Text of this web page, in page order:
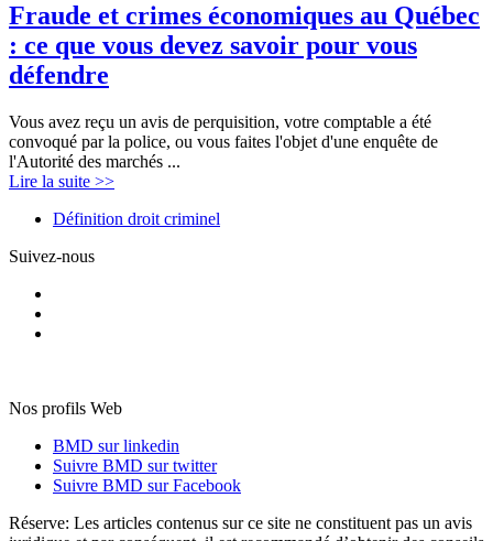
Fraude et crimes économiques au Québec
: ce que vous devez savoir pour vous
défendre
Vous avez reçu un avis de perquisition, votre comptable a été
convoqué par la police, ou vous faites l'objet d'une enquête de
l'Autorité des marchés ...
Lire la suite >>
Définition droit criminel
Suivez-nous
Nos profils Web
BMD sur linkedin
Suivre BMD sur twitter
Suivre BMD sur Facebook
Réserve: Les articles contenus sur ce site ne constituent pas un avis